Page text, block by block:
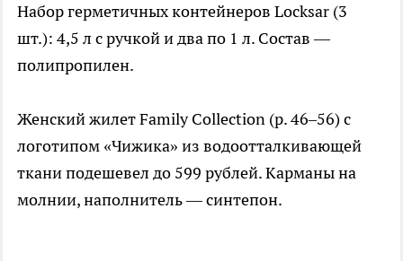
Набор герметичных контейнеров Locksar (3
шт.): 4,5 л с ручкой и два по 1 л. Состав —
полипропилен.
Женский жилет Family Collection (р. 46–56) с
логотипом «Чижика» из водоотталкивающей
ткани подешевел до 599 рублей. Карманы на
молнии, наполнитель — синтепон.